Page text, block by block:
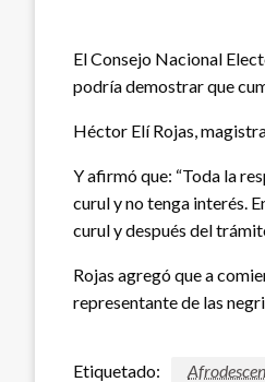
El Consejo Nacional
podría demostrar que
Héctor Elí Rojas,
Y afirmó que: “Toda la
curul y no tenga interés.
curul y después del
Rojas agregó que a
representante de las
Etiquetado: